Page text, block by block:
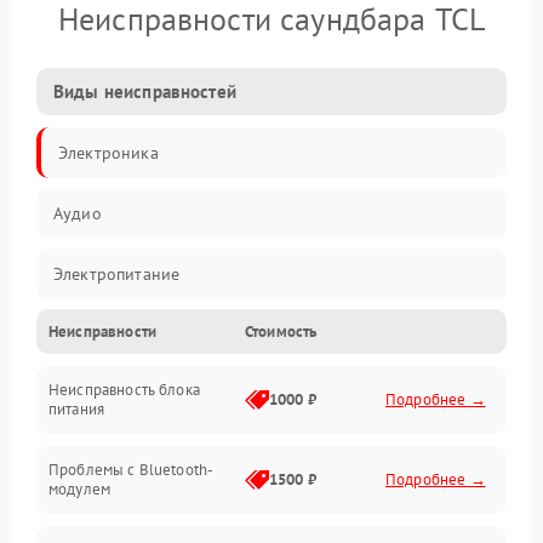
Неисправности саундбара TCL
Виды неисправностей
Электроника
Аудио
Электропитание
Интерфейсы
Связь
Неисправности Стоимость
Неисправность блока
питания
1000 ₽ Подробнее →
Проблемы с Bluetooth-
модулем
1500 ₽ Подробнее →